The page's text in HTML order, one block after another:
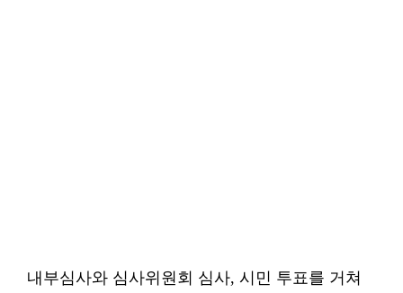
내부심사와 심사위원회 심사, 시민 투표를 거쳐